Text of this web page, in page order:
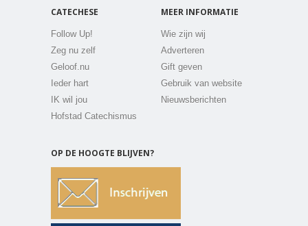
CATECHESE
Follow Up!
Zeg nu zelf
Geloof.nu
Ieder hart
IK wil jou
Hofstad Catechismus
MEER INFORMATIE
Wie zijn wij
Adverteren
Gift geven
Gebruik van website
Nieuwsberichten
OP DE HOOGTE BLIJVEN?